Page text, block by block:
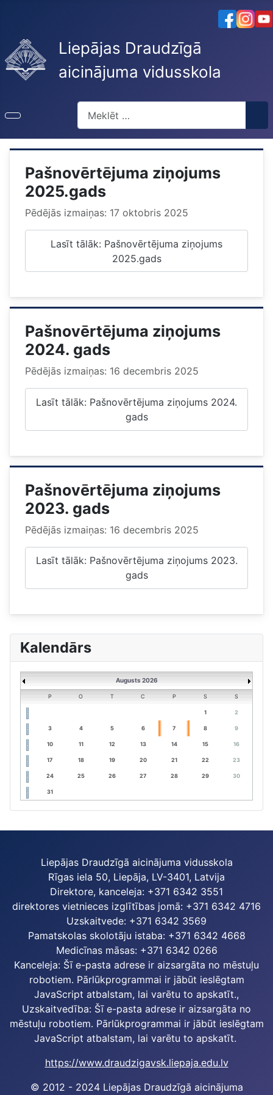
Liepājas Draudzīgā
aicinājuma vidusskola
Pašnovērtējuma ziņojums
2025.gads
Pēdējās izmaiņas: 17 oktobris 2025
Lasīt tālāk: Pašnovērtējuma ziņojums
2025.gads
Pašnovērtējuma ziņojums
2024. gads
Pēdējās izmaiņas: 16 decembris 2025
Lasīt tālāk: Pašnovērtējuma ziņojums 2024.
gads
Pašnovērtējuma ziņojums
2023. gads
Pēdējās izmaiņas: 16 decembris 2025
Lasīt tālāk: Pašnovērtējuma ziņojums 2023.
gads
Kalendārs
Augusts 2026
P O T C P S S
1 2
3 4 5 6 7 8 9
10 11 12 13 14 15 16
17 18 19 20 21 22 23
24 25 26 27 28 29 30
31
Liepājas Draudzīgā aicinājuma vidusskola
Rīgas iela 50, Liepāja, LV-3401, Latvija
Direktore, kanceleja: +371 6342 3551
direktores vietnieces izglītības jomā: +371 6342 4716
Uzskaitvede: +371 6342 3569
Pamatskolas skolotāju istaba: +371 6342 4668
Medicīnas māsas: +371 6342 0266
Kanceleja: Šī e-pasta adrese ir aizsargāta no mēstuļu
robotiem. Pārlūkprogrammai ir jābūt ieslēgtam
JavaScript atbalstam, lai varētu to apskatīt.,
Uzskaitvedība: Šī e-pasta adrese ir aizsargāta no
mēstuļu robotiem. Pārlūkprogrammai ir jābūt ieslēgtam
JavaScript atbalstam, lai varētu to apskatīt.
https://www.draudzigavsk.liepaja.edu.lv
© 2012 - 2024 Liepājas Draudzīgā aicinājuma